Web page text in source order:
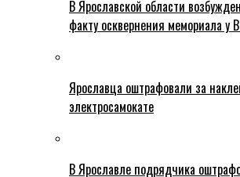
В Ярославской области
факту осквернения мемориала у
Ярославца оштрафовали за
электросамокате
В Ярославле подрядчика